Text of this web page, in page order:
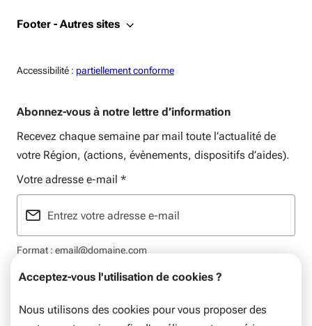
Acceptez-vous l'utilisation de cookies ?
Nous utilisons des cookies pour vous proposer des
Footer - Autres sites
Accessibilité : Accessiblité:
partiellement conforme
Abonnez-vous à notre lettre d’information
Recevez chaque semaine par mail toute l’actualité de
votre Région, (actions, évènements, dispositifs d’aides).
Votre adresse e-mail *
Format : email@domaine.com